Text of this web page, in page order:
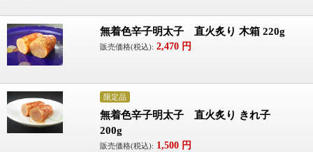
無着色辛子明太子 直火炙り 木箱 220g
販売価格(税込): 2,470 円
限定品
無着色辛子明太子 直火炙り きれ子
200g
販売価格(税込): 1,500 円